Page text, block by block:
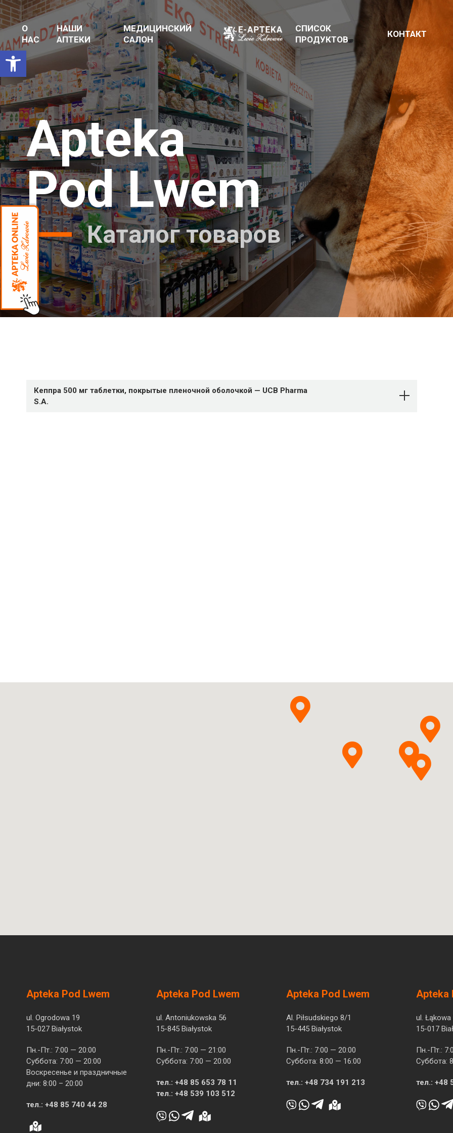
Открыть панель инструментов
О
НАС
НАШИ
АПТЕКИ
МЕДИЦИНСКИЙ
САЛОН
СПИСОК
ПРОДУКТОВ
КОНТАКТ
Apteka
Pod Lwem
Каталог товаров
Кеппра 500 мг таблетки, покрытые пленочной оболочкой — UCB Pharma
S.A.
Apteka Pod Lwem
ul. Ogrodowa 19
15-027 Białystok
Пн.-Пт.: 7:00 — 20:00
Суббота: 7:00 — 20:00
Воскресенье и праздничные
дни: 8:00 – 20:00
тел.: +48 85 740 44 28
Apteka Pod Lwem
ul. Antoniukowska 56
15-845 Białystok
Пн.-Пт.: 7:00 — 21:00
Суббота: 7:00 — 20:00
тел.: +48 85 653 78 11
тел.: +48 539 103 512
Apteka Pod Lwem
Al. Piłsudskiego 8/1
15-445 Białystok
Пн.-Пт.: 7:00 — 20:00
Суббота: 8:00 — 16:00
тел.: +48 734 191 213
Apteka
ul. Łąkowa
15-017
Пн.-Пт.:
Суббота:
тел.: +48